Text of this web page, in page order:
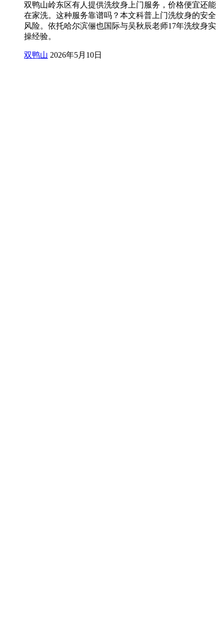
双鸭山岭东区有人提供洗纹身上门服务，价格便宜还能
在家洗。这种服务靠谱吗？本文科普上门洗纹身的安全
风险。依托哈尔滨俪也国际与吴秋辰老师17年洗纹身实
操经验。
双鸭山 2026年5月10日